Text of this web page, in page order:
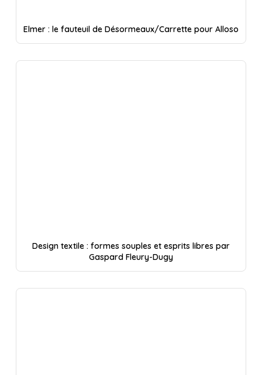
Elmer : le fauteuil de Désormeaux/Carrette pour Alloso
Design textile : formes souples et esprits libres par
Gaspard Fleury-Dugy